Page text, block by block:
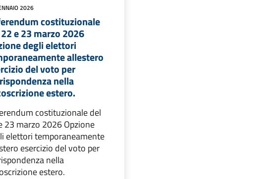
2026
costituzionale
e 23 marzo 2026
degli elettori
allestero
del voto per
nella
estero.
costituzionale del
23 marzo 2026 Opzione
elettori temporaneamente
esercizio del voto per
nella
estero.